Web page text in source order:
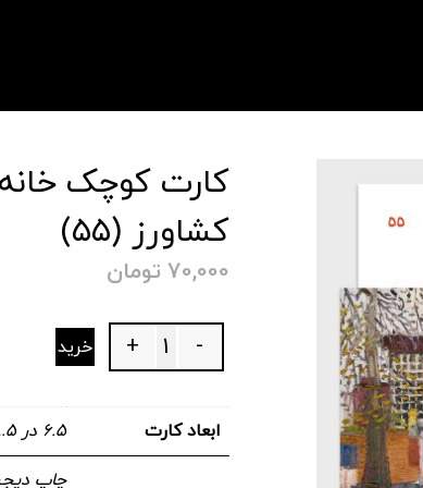
کارت کوچک
کشاورز (۵۵)
70,000 تومان
Quantity -
+ خرید
ابعاد کارت ۶.۵ در ۸.۵ سانتیمتر